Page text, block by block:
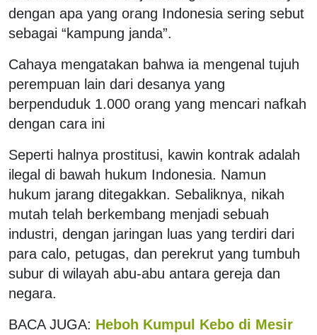
dengan apa yang orang Indonesia sering sebut
sebagai “kampung janda”.
Cahaya mengatakan bahwa ia mengenal tujuh
perempuan lain dari desanya yang
berpenduduk 1.000 orang yang mencari nafkah
dengan cara ini
Seperti halnya prostitusi, kawin kontrak adalah
ilegal di bawah hukum Indonesia. Namun
hukum jarang ditegakkan. Sebaliknya, nikah
mutah telah berkembang menjadi sebuah
industri, dengan jaringan luas yang terdiri dari
para calo, petugas, dan perekrut yang tumbuh
subur di wilayah abu-abu antara gereja dan
negara.
BACA JUGA: Heboh Kumpul Kebo di Mesir